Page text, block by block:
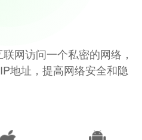
网访问一个私密的网络，
地址，提高网络安全和隐